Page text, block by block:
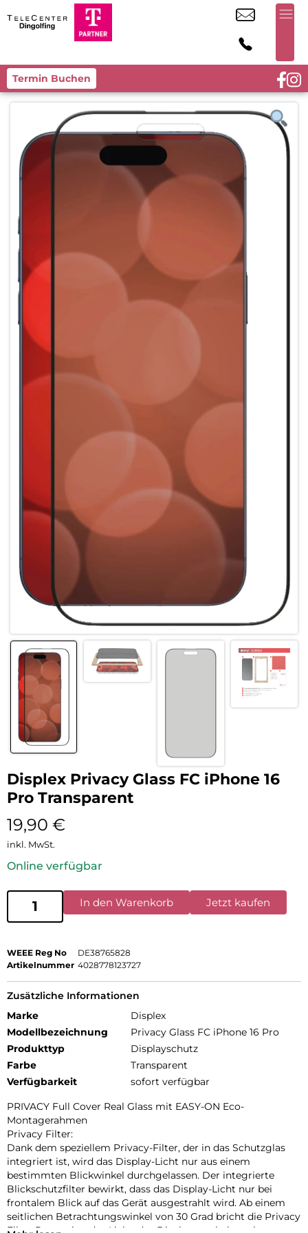
Termin Buchen
Displex Privacy Glass FC iPhone 16
Pro Transparent
19,90 €
inkl. MwSt.
Online verfügbar
In den Warenkorb Jetzt kaufen
WEEE Reg No
DE38765828
Artikelnummer 4028778123727
Zusätzliche Informationen
Marke
Displex
Modellbezeichnung
Privacy Glass FC iPhone 16 Pro
Produkttyp
Displayschutz
Farbe
Transparent
Verfügbarkeit
sofort verfügbar
PRIVACY Full Cover Real Glass mit EASY-ON Eco-
Montagerahmen
Privacy Filter:
Dank dem speziellem Privacy-Filter, der in das Schutzglas
integriert ist, wird das Display-Licht nur aus einem
bestimmten Blickwinkel durchgelassen. Der integrierte
Blickschutzfilter bewirkt, dass das Display-Licht nur bei
frontalem Blick auf das Gerät ausgestrahlt wird. Ab einem
seitlichen Betrachtungswinkel von 30 Grad bricht die Privacy
Filter Protection das Licht, das Display erscheint schwarz.